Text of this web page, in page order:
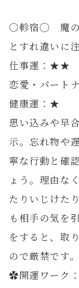
〇軫宿◯ 魔の
とすれ違いに
仕事運：★★
恋愛・パート
健康運：★
思い込みや早
示。忘れ物や
寧な行動と確
ょう。理由な
たりいじけた
も相手の気を
をすると、取
ので厳禁です。
✿開運ワーク